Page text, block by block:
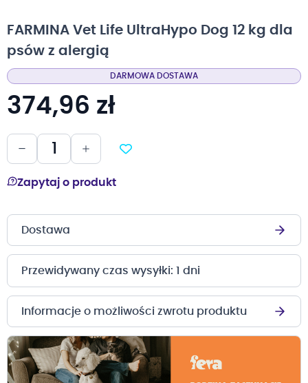
galerii
FARMINA Vet Life UltraHypo Dog 12 kg dla
psów z alergią
DARMOWA DOSTAWA
374,96 zł
Zapytaj o produkt
Dostawa
Przewidywany czas wysyłki: 1 dni
Informacje o możliwości zwrotu produktu